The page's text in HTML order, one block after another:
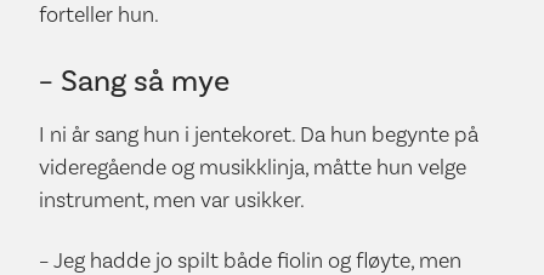
forteller hun.
– Sang så mye
I ni år sang hun i jentekoret. Da hun begynte på
videregående og musikklinja, måtte hun velge
instrument, men var usikker.
– Jeg hadde jo spilt både fiolin og fløyte, men